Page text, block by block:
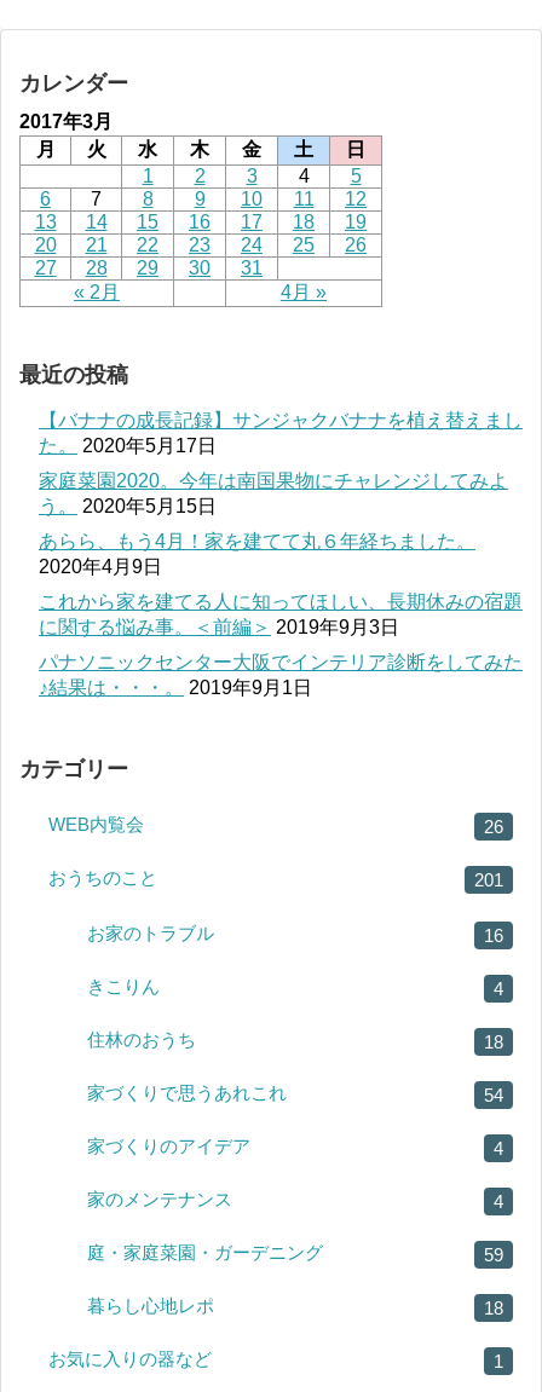
カレンダー
2017年3月
月
火 水 木 金 土 日
« 2月 4月 »
1 2 3 4
5
6
7 8 9 10 11
12
13
14 15 16 17 18
19
20
21 22 23 24 25
26
27
28 29 30 31
最近の投稿
【バナナの成長記録】サンジャクバナナを植え替えまし
た。
2020年5月17日
家庭菜園2020。今年は南国果物にチャレンジしてみよ
う。
2020年5月15日
あらら、もう4月！家を建てて丸６年経ちました。
2020年4月9日
これから家を建てる人に知ってほしい、長期休みの宿題
に関する悩み事。＜前編＞ 2019年9月3日
パナソニックセンター大阪でインテリア診断をしてみた
♪結果は・・・。
2019年9月1日
カテゴリー
WEB内覧会 26
おうちのこと 201
お家のトラブル 16
きこりん 4
住林のおうち 18
家づくりで思うあれこれ 54
家づくりのアイデア 4
家のメンテナンス 4
庭・家庭菜園・ガーデニング 59
暮らし心地レポ 18
お気に入りの器など 1